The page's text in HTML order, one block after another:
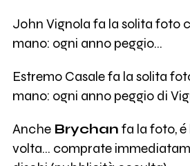
John Vignola fa la solita foto
mano: ogni anno peggio...
Estremo Casale fa la solita
mano: ogni anno peggio di
Anche Brychan fa la foto, é
volta... comprate